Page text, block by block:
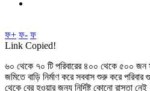
ফ+ ফ- ফ
Link Copied!
৬০ থেকে ৭০ টি পরিবারের ৪০০ থেকে ৫০০ জন
জমিতে বাড়ি নির্মাণ করে সববাস শুরু করে
থেকে বের হওয়ার জন্য নির্দিষ্ট কোনো রাস্তা